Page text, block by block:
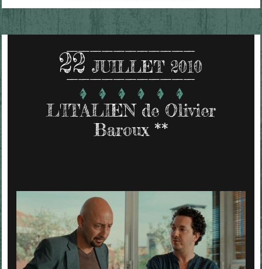
22 JUILLET 2010
L'ITALIEN de Olivier
Baroux **